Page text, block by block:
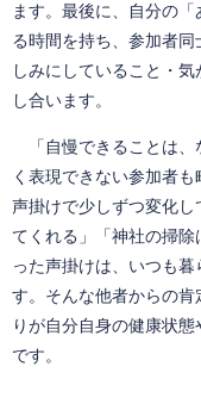
ます。最後に、自分の
る時間を持ち、参加者
しみにしていること・
し合います。
「自慢できることは、
く表現できない参加者
声掛けで少しずつ変化
てくれる」「神社の掃
った声掛けは、いつも
す。そんな他者からの肯
りが自分自身の健康状
です。